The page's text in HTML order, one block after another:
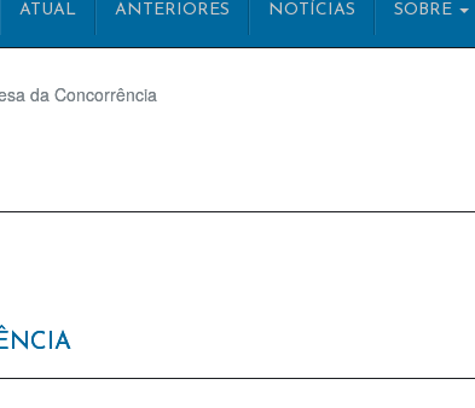
ATUAL ANTERIORES NOTÍCIAS SOBRE
da Concorrência